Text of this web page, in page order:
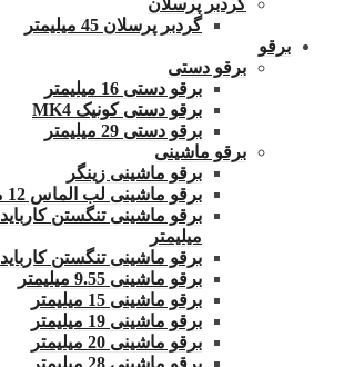
گردبر پرسلان 45 میلیمتر
برقو
برقو دستی
برقو دستی 16 میلیمتر
برقو دستی کونیک MK4
برقو دستی 29 میلیمتر
برقو ماشینی
برقو ماشینی زینگر
برقو ماشینی لب الماس 12 میلیمتر
میلیمتر
برقو ماشینی تنگستن کارباید 16 میلیمتر
برقو ماشینی 9.55 میلیمتر
برقو ماشینی 15 میلیمتر
برقو ماشینی 19 میلیمتر
برقو ماشینی 20 میلیمتر
برقو ماشینی 28 میلیمتر